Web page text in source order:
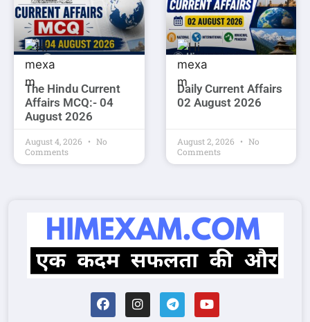
The Hindu Current
Affairs MCQ:- 04
August 2026
August 4, 2026
No
Comments
Daily Current Affairs
02 August 2026
August 2, 2026
No
Comments